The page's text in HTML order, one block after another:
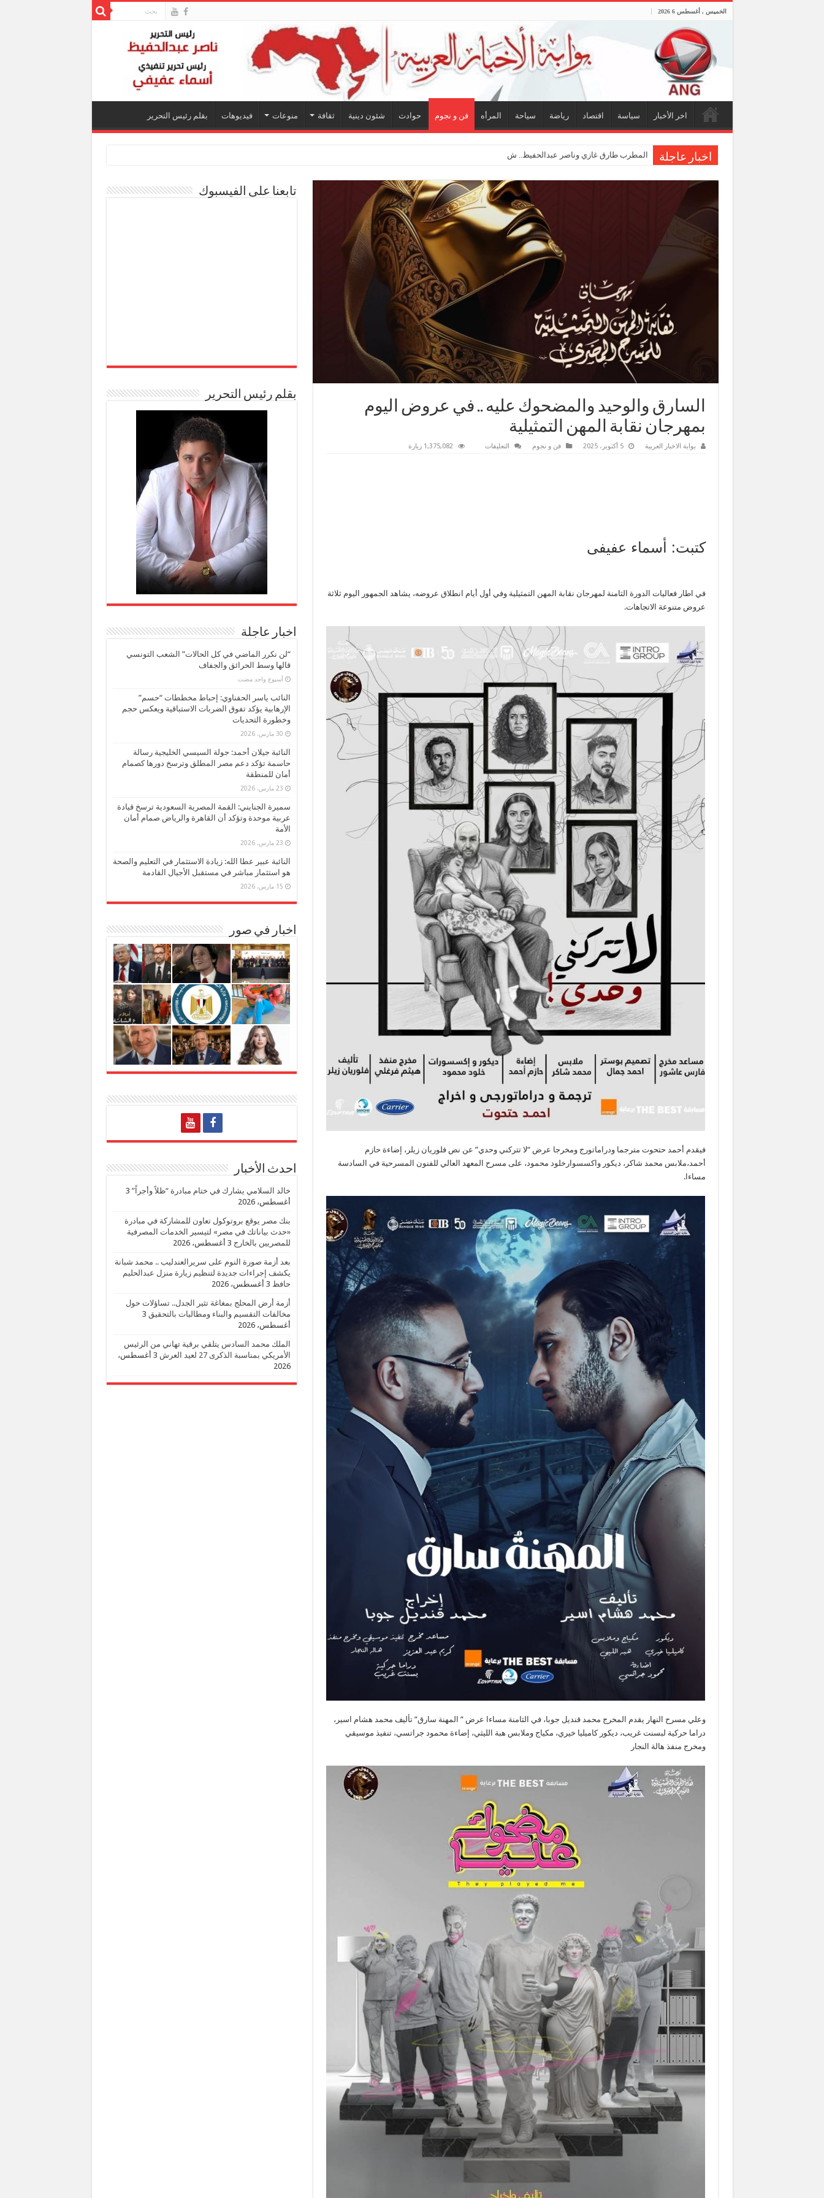
الخميس , أغسطس 6 2026
اخر الأخبار سياسة اقتصاد رياضة سياحة المرأه فن و نجوم حوادث شئون دينية ثقافة منوعات فيديوهات بقلم رئيس التحرير
اخبار عاجلة المطرب طارق غازي وناصر عبدالحفيظ.. شراكة فنية ترسم ملامح مستقبل الكليب الغنا
السارق والوحيد والمضحوك عليه .. في عروض اليوم
بمهرجان نقابة المهن التمثيلية
بوابة الاخبار العربية 5 أكتوبر، 2025 فن و نجوم التعليقات 1,375,082 زيارة
كتبت: أسماء عفيفى
في اطار فعاليات الدورة الثامنة لمهرجان نقابة المهن التمثيلية وفي أول أيام انطلاق عروضه، يشاهد الجمهور اليوم ثلاثة
عروض متنوعة الاتجاهات.
فيقدم أحمد حتحوت مترجما ودراماتورج ومخرجا عرض “لا تتركني وحدي” عن نص فلوريان زيلر، إضاءة حازم
أحمد،ملابس محمد شاكر، ديكور واكسسوارخلود محمود، على مسرح المعهد العالي للفنون المسرحية في السادسة
مساءا.
وعلي مسرح النهار يقدم المخرج محمد قنديل جوبا، في الثامنة مساءا عرض ” المهنة سارق” تأليف محمد هشام اسير،
دراما حركية لبسنت غريب، ديكور كاميليا خيري، مكياج وملابس هبة الليثي، إضاءة محمود جراتسي، تنفيذ موسيقي
ومخرج منفذ هالة النجار
تابعنا على الفيسبوك
بقلم رئيس التحرير
اخبار عاجلة
“لن نكرر الماضي في كل الحالات” الشعب التونسي
قالها وسط الحرائق والجفاف
‏أسبوع واحد مضت
النائب ياسر الحفناوي: إحباط مخططات “حسم”
الإرهابية يؤكد تفوق الضربات الاستباقية ويعكس حجم
وخطورة التحديات
30 مارس، 2026
النائبة جيلان أحمد: جولة السيسي الخليجية رسالة
حاسمة تؤكد دعم مصر المطلق وترسخ دورها كصمام
أمان للمنطقة
23 مارس، 2026
سميرة الجنايني: القمة المصرية السعودية ترسخ قيادة
عربية موحدة وتؤكد أن القاهرة والرياض صمام أمان
الأمة
23 مارس، 2026
النائبة عبير عطا الله: زيادة الاستثمار في التعليم والصحة
هو استثمار مباشر في مستقبل الأجيال القادمة
15 مارس، 2026
اخبار في صور
احدث الأخبار
خالد السلامي يشارك في ختام مبادرة “ظلاً وأجراً” 3
أغسطس، 2026
بنك مصر يوقع بروتوكول تعاون للمشاركة في مبادرة
«حدث بياناتك في مصر» لتيسير الخدمات المصرفية
للمصريين بالخارج 3 أغسطس، 2026
بعد أزمة صورة النوم على سريرالعندليب .. محمد شبانة
يكشف إجراءات جديدة لتنظيم زيارة منزل عبدالحليم
حافظ 3 أغسطس، 2026
أزمة أرض المحلج بمغاغة تثير الجدل.. تساؤلات حول
مخالفات التقسيم والبناء ومطالبات بالتحقيق 3
أغسطس، 2026
الملك محمد السادس يتلقي برقية تهاني من الرئيس
الأمريكي بمناسبة الذكرى 27 لعيد العرش
3 أغسطس،
2026